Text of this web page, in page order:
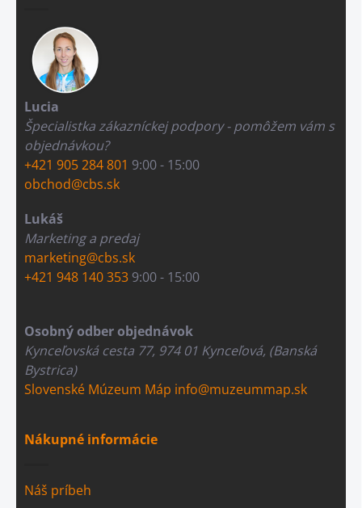
Lucia
Špecialistka zákazníckej podpory - pomôžem vám s
objednávkou?
+421 905 284 801 9:00 - 15:00
obchod@cbs.sk
Lukáš
Marketing a predaj
marketing@cbs.sk
+421 948 140 353 9:00 - 15:00
Osobný odber objednávok
Kynceľovská cesta 77, 974 01 Kynceľová, (Banská
Bystrica)
Slovenské Múzeum Máp info@muzeummap.sk
Nákupné informácie
Náš príbeh